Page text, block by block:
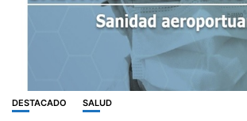
DESTACADO SALUD